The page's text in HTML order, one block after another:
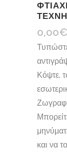
0,00€
Κόψτε,
και να